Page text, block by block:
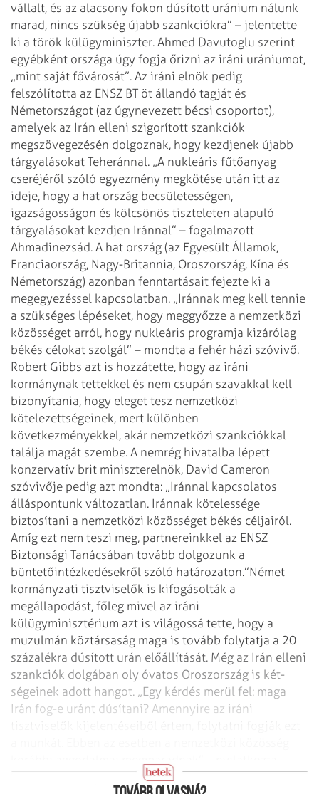
vállalt, és az alacsony fokon dúsított uránium nálunk
marad, nincs szükség újabb szankciókra” – jelentette
ki a török külügyminiszter. Ahmed Davutoglu szerint
egyébként országa úgy fogja őrizni az iráni urániumot,
„mint saját fővárosát”. Az iráni elnök pedig
felszólította az ENSZ BT öt állandó tagját és
Németországot (az úgynevezett bécsi csoportot),
amelyek az Irán elleni szigorított szankciók
megszövegezésén dolgoznak, hogy kezdjenek újabb
tárgyalásokat Teheránnal. „A nukleáris fűtőanyag
cseréjéről szóló egyezmény megkötése után itt az
ideje, hogy a hat ország becsületességen,
igazságosságon és kölcsönös tiszteleten alapuló
tárgyalásokat kezdjen Iránnal” – fogalmazott
Ahmadinezsád. A hat ország (az Egyesült Államok,
Franciaország, Nagy-Britannia, Oroszország, Kína és
Németország) azonban fenntartásait fejezte ki a
megegyezéssel kapcsolatban. „Iránnak meg kell tennie
a szükséges lépéseket, hogy meggyőzze a nemzetközi
közösséget arról, hogy nukleáris programja kizárólag
békés célokat szolgál” – mondta a fehér házi szóvivő.
Robert Gibbs azt is hozzátette, hogy az iráni
kormánynak tettekkel és nem csupán szavakkal kell
bizonyítania, hogy eleget tesz nemzetközi
kötelezettségeinek, mert különben
következményekkel, akár nemzetközi szankciókkal
találja magát szembe. A nemrég hivatalba lépett
konzervatív brit miniszterelnök, David Cameron
szóvivője pedig azt mondta: „Iránnal kapcsolatos
álláspontunk változatlan. Iránnak kötelessége
biztosítani a nemzetközi közösséget békés céljairól.
Amíg ezt nem teszi meg, partnereinkkel az ENSZ
Biztonsági Tanácsában tovább dolgozunk a
büntetőintézkedésekről szóló határozaton.”Német
kormányzati tisztviselők is kifogásolták a
megállapodást, főleg mivel az iráni
külügyminisztérium azt is világossá tette, hogy a
muzulmán köztársaság maga is tovább folytatja a 20
százalékra dúsított urán előállítását. Még az Irán elleni
szankciók dolgában oly óvatos Oroszország is két­
ségeinek adott hangot. „Egy kérdés merül fel: maga
Irán fog-e uránt dúsítani? Amennyire az iráni
Dmitrij Medvegyev orosz elnök.